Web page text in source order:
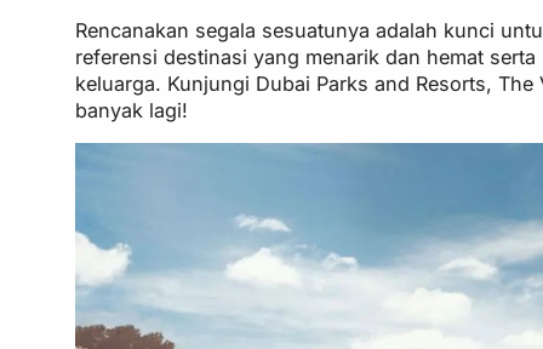
Rencanakan segala sesuatunya adalah kunci
referensi destinasi yang menarik dan hemat
keluarga. Kunjungi Dubai Parks and Resorts,
banyak lagi!